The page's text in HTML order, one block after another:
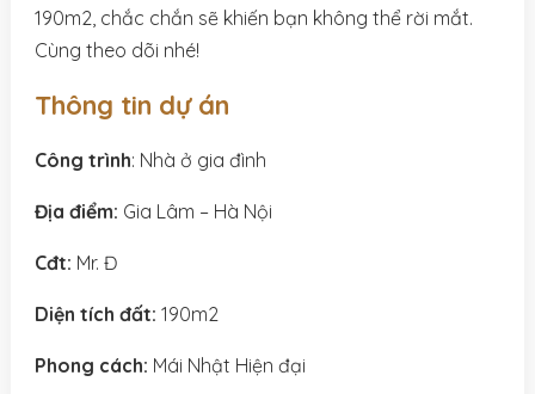
190m2, chắc chắn sẽ khiến bạn không thể rời mắt.
Cùng theo dõi nhé!
Thông tin dự án
Công trình: Nhà ở gia đình
Địa điểm: Gia Lâm – Hà Nội
Cđt: Mr. Đ
Diện tích đất: 190m2
Phong cách: Mái Nhật Hiện đại